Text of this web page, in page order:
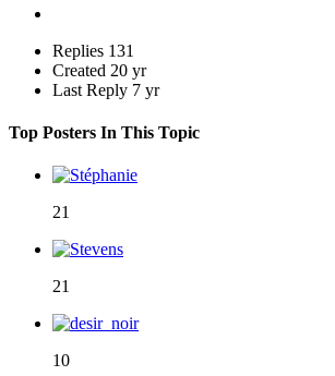
Replies 131
Created 20 yr
Last Reply 7 yr
Top Posters In This Topic
21
21
10